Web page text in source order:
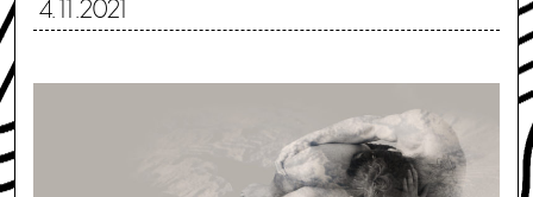
4.11.2021